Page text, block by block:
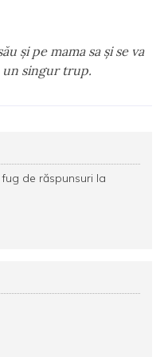
şi pe mama sa şi se va
un singur trup.
de răspunsuri la